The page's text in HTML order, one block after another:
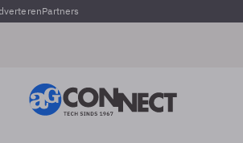
Partners